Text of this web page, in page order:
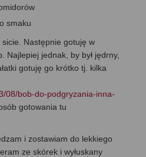
smaku
Następnie gotuję w
Najlepiej jednak, by był jędrny,
gotuję go krótko tj. kilka
08/bob-do-podgryzania-inna-
gotowania tu
i zostawiam do lekkiego
ze skórek i wyłuskany